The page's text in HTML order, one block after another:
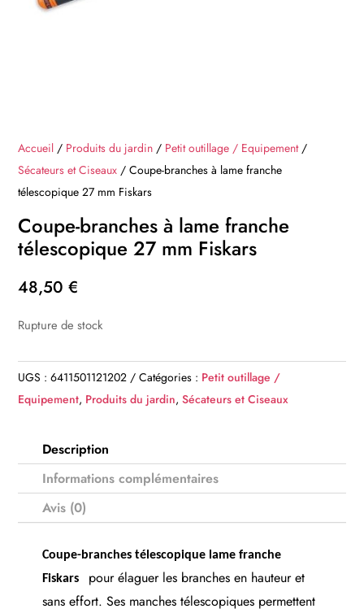
Accueil / Produits du jardin / Petit outillage / Equipement/
Sécateurs et Ciseaux / Coupe-branches à lame franche
télescopique 27 mm Fiskars
Coupe-branches à lame franche
télescopique 27 mm Fiskars
48,50€
Rupture de stock
UGS :6411501121202 Catégories : Petit outillage /
Equipement, Produits du jardin,Sécateurs et Ciseaux
Description
Informations complémentaires
Avis (0)
Coupe-branches télescopique lame franche
Fiskars pour élaguer les branches en hauteur et
sans effort. Ses manches télescopiques permettent